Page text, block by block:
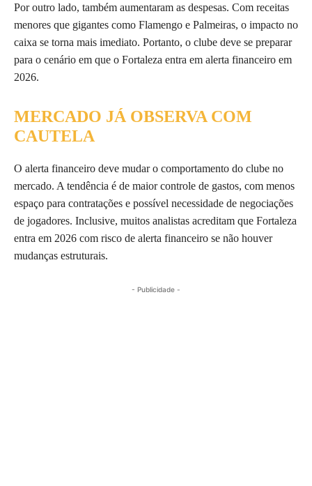
Por outro lado, também aumentaram as despesas. Com receitas
menores que gigantes como Flamengo e Palmeiras, o impacto no
caixa se torna mais imediato. Portanto, o clube deve se preparar
para o cenário em que o Fortaleza entra em alerta financeiro em
2026.
MERCADO JÁ OBSERVA COM
CAUTELA
O alerta financeiro deve mudar o comportamento do clube no
mercado. A tendência é de maior controle de gastos, com menos
espaço para contratações e possível necessidade de negociações
de jogadores. Inclusive, muitos analistas acreditam que Fortaleza
entra em 2026 com risco de alerta financeiro se não houver
mudanças estruturais.
- Publicidade -